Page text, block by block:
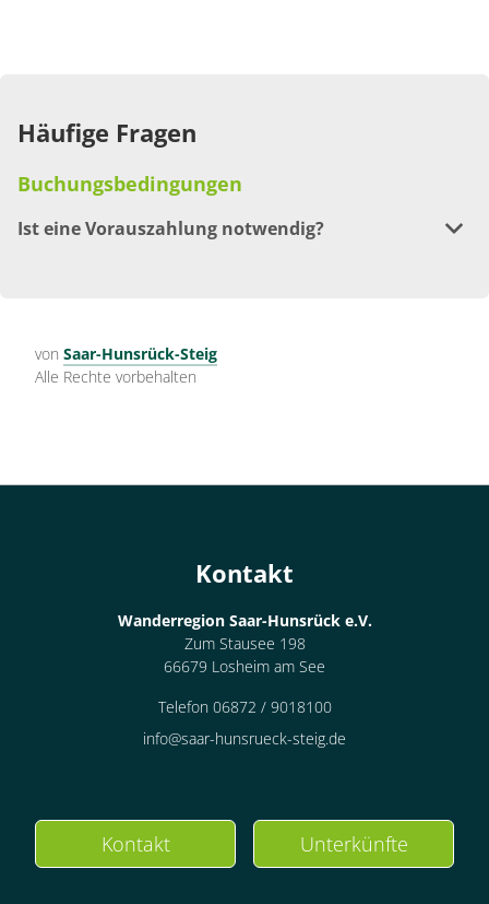
Häufige Fragen
Buchungsbedingungen
Ist eine Vorauszahlung notwendig?
Schlüsselübergabe in bar oder vorab per Überweisung
von Saar-Hunsrück-Steig
Alle Rechte vorbehalten
Kontakt
Wanderregion Saar-Hunsrück e.V.
Zum Stausee 198
66679 Losheim am See
Telefon 06872 / 9018100
info@saar-hunsrueck-steig.de
Kontakt Unterkünfte